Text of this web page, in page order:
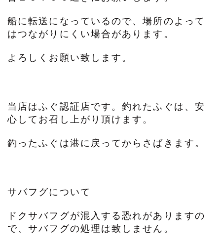
船に転送になっているので、場所のよって
はつながりにくい場合があります。
よろしくお願い致します。
当店はふぐ認証店です。釣れたふぐは、安
心してお召し上がり頂けます。
釣ったふぐは港に戻ってからさばきます。
サバフグについて
ドクサバフグが混入する恐れがありますの
で、サバフグの処理は致しません。